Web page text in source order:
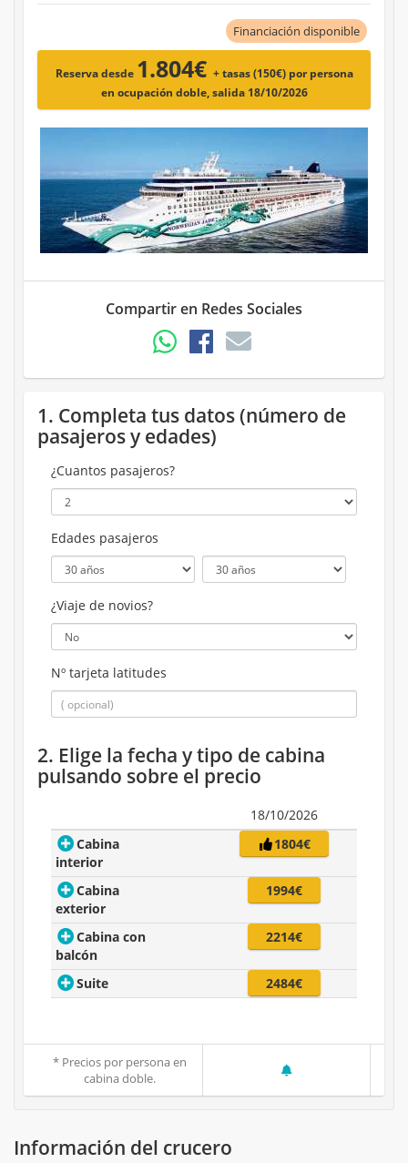
Financiación disponible
Reserva desde 1.804€ + tasas (150€) por persona
en ocupación doble, salida 18/10/2026
Compartir en Redes Sociales
1. Completa tus datos (número de
pasajeros y edades)
¿Cuantos pasajeros?
Edades pasajeros
¿Viaje de novios?
Nº tarjeta latitudes
2. Elige la fecha y tipo de cabina
pulsando sobre el precio
18/10/2026
Cabina
interior
1804€
Cabina
exterior
1994€
Cabina con
balcón
2214€
Suite 2484€
* Precios por persona en
cabina doble.
Información del crucero